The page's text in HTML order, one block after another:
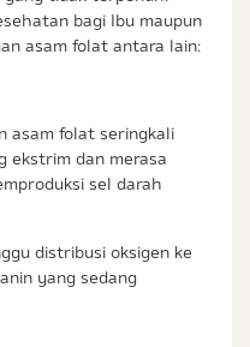
bagi Ibu maupun
asam folat antara lain:
asam folat seringkali
ekstrim dan merasa
sel darah
distribusi oksigen ke
yang sedang